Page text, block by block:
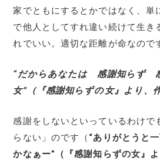
家でともにするとかではなく、単
で他人としてすれ違い続けて生き
れでいい。適切な距離が命なので
“だからあなたは 感謝知らず
女”（『感謝知らずの女』より、
感謝をしないといっているわけで
らない」のです（ “ありがとうと
かなぁー”（『感謝知らずの女』